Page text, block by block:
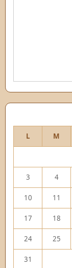
L
M
3 4
10 11
17 18
24 25
31